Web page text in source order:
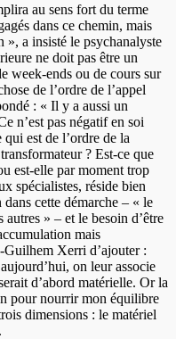
au sens fort du terme
dans ce chemin, mais
», a insisté le psychanalyste
ne doit pas être un
week-ends ou de cours sur
de l’ordre de l’appel
: « Il y a aussi un
n’est pas négatif en soi
est de l’ordre de la
? Est-ce que
est-elle par moment trop
spécialistes, réside bien
cette démarche – « le
autres » – et le besoin d’être
mais
Guilhem Xerri d’ajouter :
on leur associe
d’abord matérielle. Or la
pour nourrir mon équilibre
dimensions : le matériel